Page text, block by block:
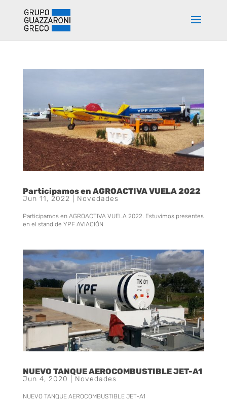
Participamos en AGROACTIVA VUELA 2022
Jun 11, 2022 Novedades
Participamos en AGROACTIVA VUELA 2022. Estuvimos presentes
en el stand de YPF AVIACIÓN
NUEVO TANQUE AEROCOMBUSTIBLE JET-A1
Jun 4, 2020 Novedades
NUEVO TANQUE AEROCOMBUSTIBLE JET-A1